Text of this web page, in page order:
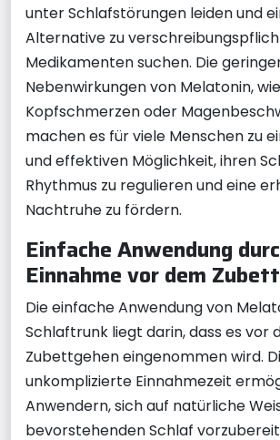
unter Schlafstörungen leiden und
Alternative zu
Medikamenten suchen. Die
Nebenwirkungen von Melatonin, wie
Kopfschmerzen oder
machen es für viele Menschen zu
und effektiven Möglichkeit, ihren
Rhythmus zu regulieren und eine
Nachtruhe zu fördern.
Einfache Anwendung
Einnahme vor dem
Die einfache Anwendung von
Schlaftrunk liegt darin, dass es vor
Zubettgehen eingenommen wird.
unkomplizierte Einnahmezeit
Anwendern, sich auf natürliche
bevorstehenden Schlaf